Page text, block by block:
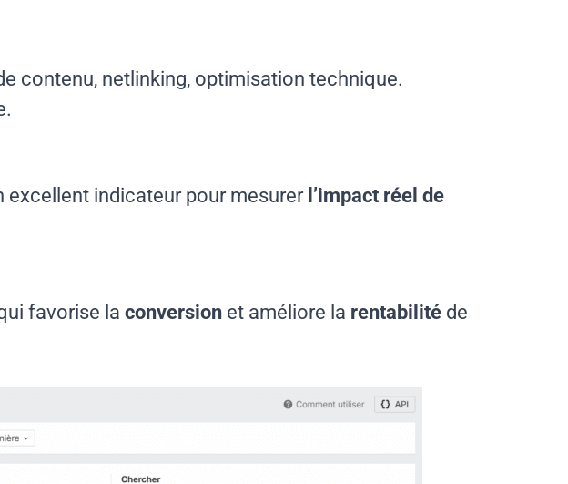
contenu, netlinking, optimisation technique.
excellent indicateur pour mesurer l’impact réel de
favorise la conversion et améliore la rentabilité de